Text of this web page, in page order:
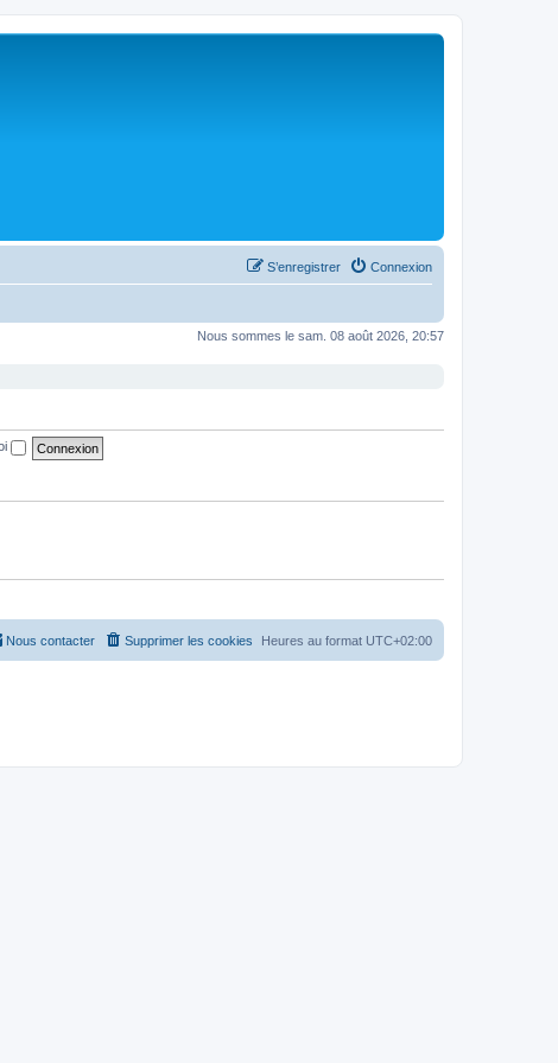
Connexion
S’enregistrer
Nous sommes le sam. 08 août 2026, 20:57
Heures au format UTC+02:00
Supprimer les cookies
Nous contacter